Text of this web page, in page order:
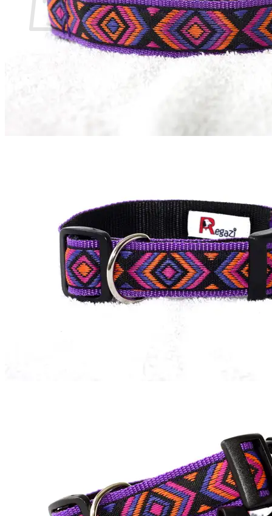
Geen producten in de winkelwagen.